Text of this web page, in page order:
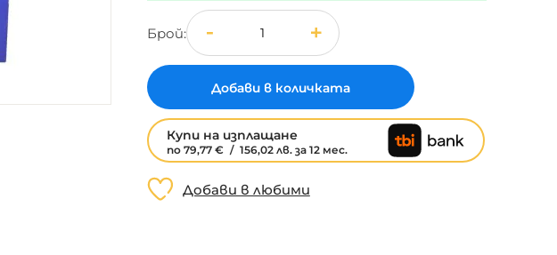
Брой
Добави в количката
Купи на изплащане
по 79,77 € / 156,02 лв.за 12 мес.
Добави в любими